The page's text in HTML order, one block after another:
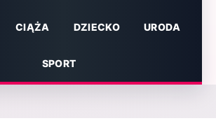
CIĄŻA DZIECKO URODA
SPORT